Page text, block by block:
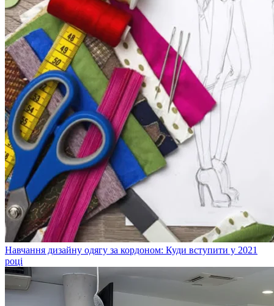
Навчання дизайну одягу за кордоном: Куди вступити у 2021
році